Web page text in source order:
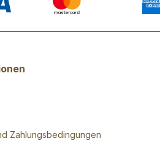
Zahlungsbedingungen